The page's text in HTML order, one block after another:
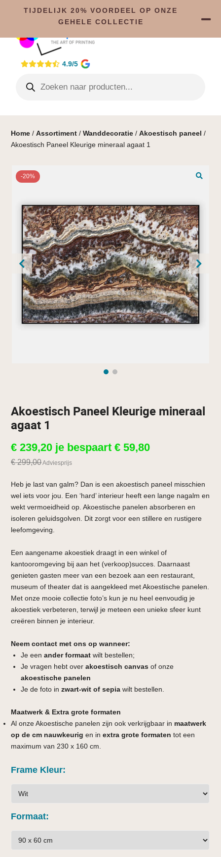
4.9/5
Home /Assortiment /Wanddecoratie /Akoestisch paneel /
Akoestisch Paneel Kleurige mineraal agaat 1
-20%
Akoestisch Paneel Kleurige mineraal
agaat 1
€ 239,20 je bespaart€ 59,80
€299,00Adviesprijs
Heb je last van galm? Dan is een akoestisch paneel misschien
wel iets voor jou. Een ‘hard’ interieur heeft een lange nagalm en
wekt vermoeidheid op. Akoestische panelen absorberen en
isoleren geluidsgolven. Dit zorgt voor een stillere en rustigere
leefomgeving.
Een aangename akoestiek draagt in een winkel of
kantooromgeving bij aan het (verkoop)succes. Daarnaast
genieten gasten meer van een bezoek aan een restaurant,
museum of theater dat is aangekleed met Akoestische panelen.
Met onze mooie collectie foto’s kun je nu heel eenvoudig je
akoestiek verbeteren, terwijl je meteen een unieke sfeer kunt
creëren binnen je interieur.
Neem contact met ons op wanneer:
Je eenander formaat wilt bestellen;
Je vragen hebt overakoestisch canvas of onze
akoestische panelen
Je de foto inzwart-wit of sepiawilt bestellen.
Maatwerk & Extra grote formaten
Al onze Akoestische panelen zijn ook verkrijgbaar in maatwerk
op de cm nauwkeurig en inextra grote formatentot een
maximum van 230 x 160 cm.
Frame Kleur
Formaat
TIJDELIJK 20% VOORDEEL OP ONZE
GEHELE COLLECTIE